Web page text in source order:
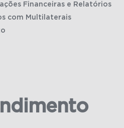
Financeiras e Relatórios
com Multilaterais